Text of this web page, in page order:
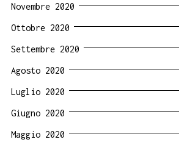
Novembre 2020
Ottobre 2020
Settembre 2020
Agosto 2020
Luglio 2020
Giugno 2020
Maggio 2020